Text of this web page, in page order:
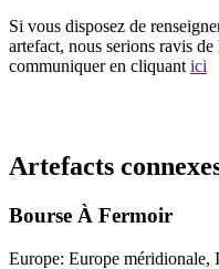
Si vous disposez de
artefact, nous serions ravis
communiquer en cliquant ici
Artefacts
Bourse À Fermoir
Europe: Europe méridionale,